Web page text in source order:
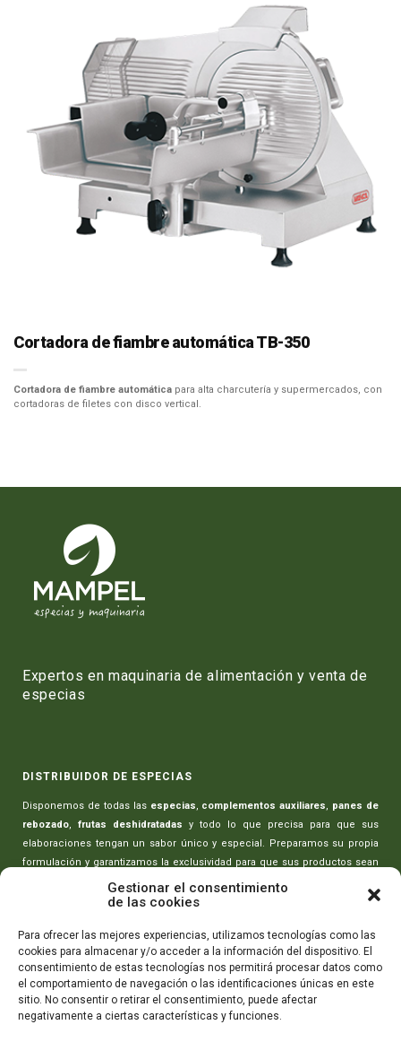
Gestionar el consentimiento
de las cookies
Para ofrecer las mejores experiencias, utilizamos tecnologías como las
cookies para almacenar y/o acceder a la información del dispositivo. El
consentimiento de estas tecnologías nos permitirá procesar datos como
el comportamiento de navegación o las identificaciones únicas en este
sitio. No consentir o retirar el consentimiento, puede afectar
negativamente a ciertas características y funciones.
Cortadora de fiambre automática TB-350
Cortadora de fiambre automática para alta charcutería y supermercados, con
cortadoras de filetes con disco vertical.
Expertos en maquinaria de alimentación y venta de
especias
DISTRIBUIDOR DE ESPECIAS
Disponemos de todas las especias, complementos auxiliares, panes de
rebozado, frutas deshidratadas y todo lo que precisa para que sus
elaboraciones tengan un sabor único y especial. Preparamos su propia
formulación y garantizamos la exclusividad para que sus productos sean
Toda la maquinaria necesaria para realizar sus elaboraciones:picadoras
de carne,amasadoras-mezcladoras, máquinas rellenado de embutidos,
máquinas de envasado,cortadoras de embutidosy todo lo que necesita
para que sus productos tengan la máxima calidad.